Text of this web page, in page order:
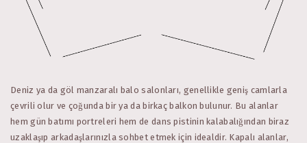
Deniz ya da göl manzaralı balo salonları, genellikle geniş camlarla
çevrili olur ve çoğunda bir ya da birkaç balkon bulunur. Bu alanlar
hem gün batımı portreleri hem de dans pistinin kalabalığından biraz
uzaklaşıp arkadaşlarınızla sohbet etmek için idealdir. Kapalı alanlar,